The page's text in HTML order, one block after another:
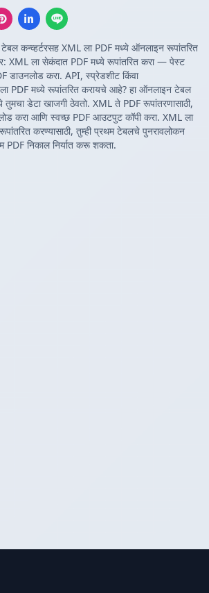
कन्व्हर्टरसह XML ला PDF मध्ये ऑनलाइन रूपांतरित
XML ला सेकंदात PDF मध्ये रूपांतरित करा — पेस्ट
डाउनलोड करा. API, स्प्रेडशीट किंवा
PDF मध्ये रूपांतरित करायचे आहे? हा ऑनलाइन टेबल
तुमचा डेटा खाजगी ठेवतो. XML ते PDF रूपांतरणासाठी,
करा आणि स्वच्छ PDF आउटपुट कॉपी करा. XML ला
करण्यासाठी, तुम्ही प्रथम टेबलचे पुनरावलोकन
निकाल निर्यात करू शकता.